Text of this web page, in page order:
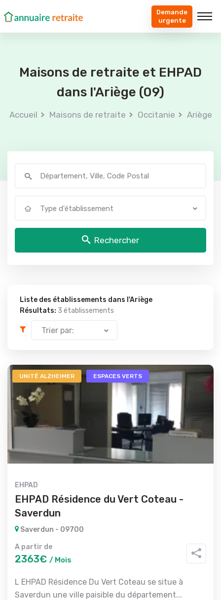
Demande
urgente
Maisons de retraite et EHPAD
dans l'Ariège (09)
Accueil Maisons de retraite Occitanie Ariège
Type d'établissement
Rechercher
Liste des établissements dans l'Ariège
Résultats: 3 établissements
Trier par:
UNITÉ ALZHEIMER ESPACES VERTS
EHPAD
EHPAD Résidence du Vert Coteau -
Saverdun
Saverdun - 09700
A partir de
2363€ / Mois
L EHPAD Résidence Du Vert Coteau se situe à
Saverdun une ville paisible du département...